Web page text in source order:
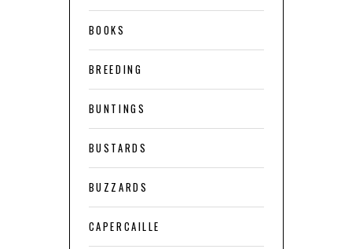
BOOKS
BREEDING
BUNTINGS
BUSTARDS
BUZZARDS
CAPERCAILLE